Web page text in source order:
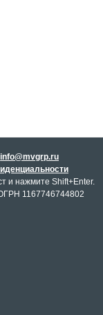
info@mvgrp.ru
и нажмите Shift+Enter.
1167746744802